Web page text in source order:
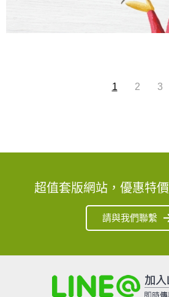
1 2 3
超值套版網站，優惠特價
請與我們聯繫